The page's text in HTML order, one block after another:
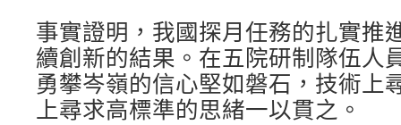
事實證明，我國探月任務的扎實推
續創新的結果。在五院研制隊伍人
勇攀岑嶺的信心堅如磐石，技術上
上尋求高標準的思緒一以貫之。